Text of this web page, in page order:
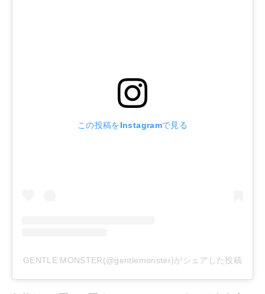
この投稿をInstagramで見る
GENTLE MONSTER(@gentlemonster)がシェアした投稿